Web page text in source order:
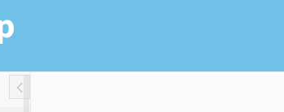
Toggle Fullwidth